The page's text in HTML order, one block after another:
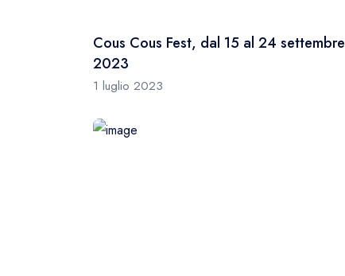
Cous Cous Fest, dal 15 al 24 settembre
2023
1 luglio 2023